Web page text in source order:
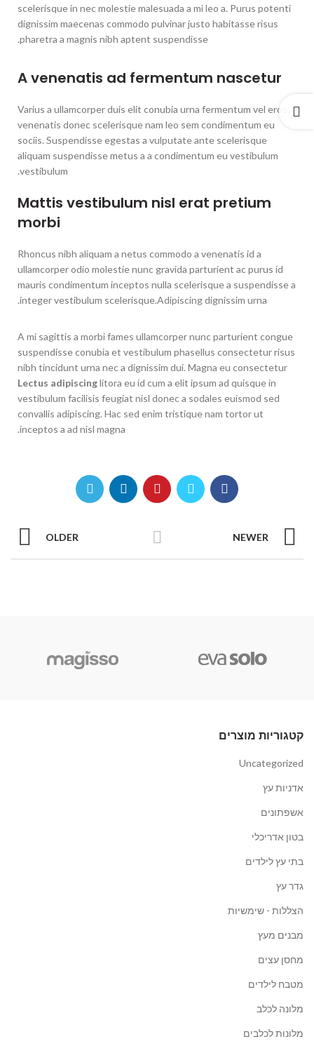
scelerisque in nec molestie malesuada a mi leo a. Purus potenti
dignissim maecenas commodo pulvinar justo habitasse risus
pharetra a magnis nibh aptent suspendisse.
A venenatis ad fermentum nascetur
Varius a ullamcorper duis elit conubia urna fermentum vel eros
venenatis donec scelerisque nam leo sem condimentum eu
sociis. Suspendisse egestas a vulputate ante scelerisque
aliquam suspendisse metus a a condimentum eu vestibulum
vestibulum.
Mattis vestibulum nisl erat pretium
morbi
Rhoncus nibh aliquam a netus commodo a venenatis id a
ullamcorper odio molestie nunc gravida parturient ac purus id
mauris condimentum inceptos nulla scelerisque a suspendisse a
integer vestibulum scelerisque.Adipiscing dignissim urna.
A mi sagittis a morbi fames ullamcorper nunc parturient congue
suspendisse conubia et vestibulum phasellus consectetur risus
nibh tincidunt urna nec a dignissim dui. Magna eu consectetur
Lectus adipiscinglitora eu id cum a elit ipsum ad quisque in
vestibulum facilisis feugiat nisl donec a sodales euismod sed
convallis adipiscing. Hac sed enim tristique nam tortor ut
inceptos a ad nisl magna.
NEWER
OLDER
קטגוריות מוצרים
Uncategorized
אדניות עץ
אשפתונים
בטון אדריכלי
בתי עץ לילדים
גדר עץ
הצללות - שימשיות
מבנים מעץ
מחסן עצים
מטבח לילדים
מלונה לכלב
מלונות לכלבים